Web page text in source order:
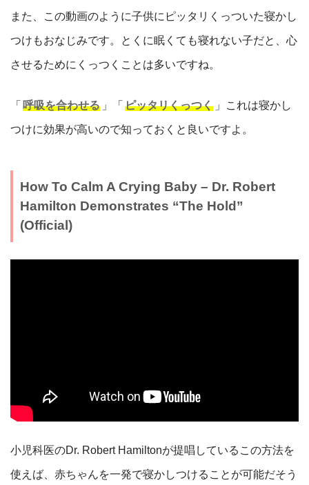
また、この動画のように子供にピッタリくっついた寝かし
つけもおなじみです。とくに眠くても寝れない子だと、心
させるためにくっつくことは多いですね。
「 呼吸を合わせる 」「 ピッタリくっつく 」これは寝かし
つけに効果が高いので知っておくと良いですよ。
How To Calm A Crying Baby – Dr. Robert
Hamilton Demonstrates “The Hold”
(Official)
小児科医のDr. Robert Hamiltonが提唱しているこの方法を
使えば、赤ちゃんを一発で寝かしつけることが可能だそう